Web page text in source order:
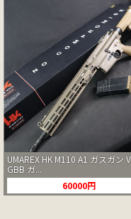
UMAREX HK M110 A1 ガスガン
GBB ガ...
60000円